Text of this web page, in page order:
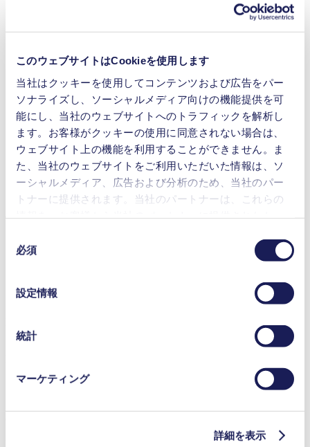
このウェブサイトはCookieを使用します
当社はクッキーを使用してコンテンツおよび広告をパー
ソナライズし、ソーシャルメディア向けの機能提供を可
能にし、当社のウェブサイトへのトラフィックを解析し
ます。お客様がクッキーの使用に同意されない場合は、
ウェブサイト上の機能を利用することができません。ま
た、当社のウェブサイトをご利用いただいた情報は、ソ
ーシャルメディア、広告および分析のため、当社のパー
トナーに提供されます。当社のパートナーは、これらの
データと組み合わせる場合があります。お客様の同意登
録は、ウェブサイトの末尾に記載されている「Cookies」
をクリックし、チェックマークを外していただけば、い
つでも取り消すことができます。
保存期間の詳細については、当社の[プライバシーポリシ
必須
設定情報
統計
マーケティング
詳細を表示
デガス（脱気・脱泡）
デシケーション（脱水乾燥、除湿）
アスピレーション（流体吸引）
固相抽出（SPE）
耐腐食性
メンテナンスフリー
Datasheet LABOPORT® N 938.50 KT.18